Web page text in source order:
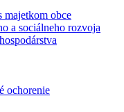
majetkom obce
a sociálneho rozvoja
ochorenie